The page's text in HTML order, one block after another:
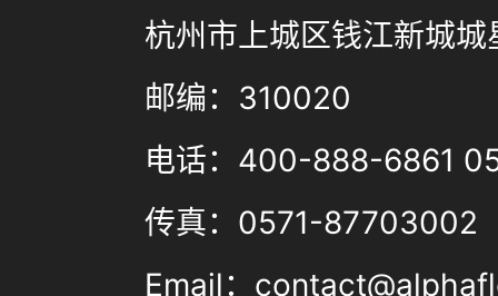
杭州市上城区钱江新城
邮编：310020
电话：400-888-6861
传真：0571-87703002
Email：